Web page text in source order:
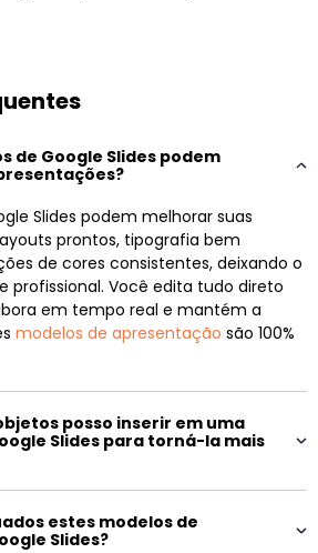
de Google Slides podem
Slides podem melhorar suas
prontos, tipografia bem
de cores consistentes, deixando o
profissional. Você edita tudo direto
em tempo real e mantém a
modelos de apresentação são 100%
posso inserir em uma
Slides para torná-la mais
estes modelos de
Slides?